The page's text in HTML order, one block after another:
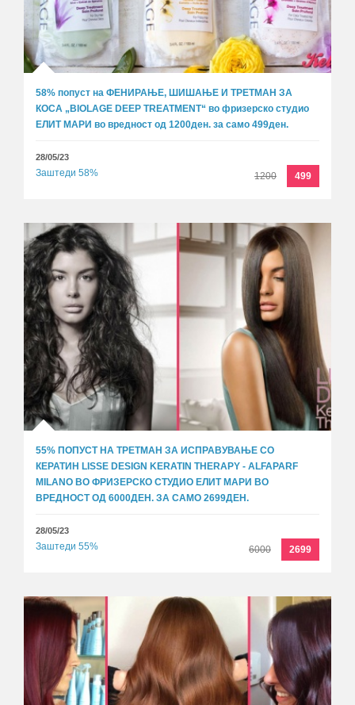
58% попуст на ФЕНИРАЊЕ, ШИШАЊЕ И ТРЕТМАН ЗА
КОСА „BIOLAGE DEEP TREATMENT“ во фризерско студио
ЕЛИТ МАРИ во вредност од 1200ден. за само 499ден.
28/05/23
Заштеди 58% 1200 499
55% ПОПУСТ НА ТРЕТМАН ЗА ИСПРАВУВАЊЕ СО
КЕРАТИН LISSE DESIGN KERATIN THERAPY - ALFAPARF
MILANO ВО ФРИЗЕРСКО СТУДИО ЕЛИТ МАРИ ВО
ВРЕДНОСТ ОД 6000ДЕН. ЗА САМО 2699ДЕН.
28/05/23
Заштеди 55% 6000 2699